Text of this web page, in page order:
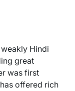
Hindi
great
was first
offered rich